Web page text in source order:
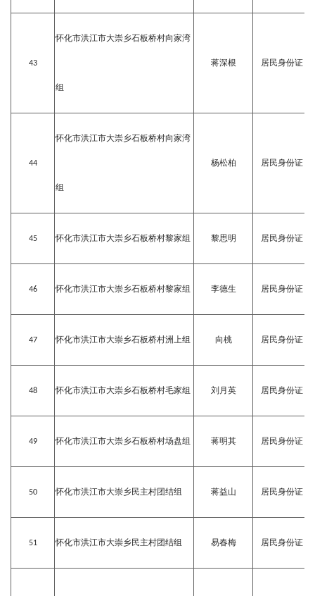
43
怀化市洪江市大崇乡石板桥村向家湾
组
蒋深根 居民身份证
44
怀化市洪江市大崇乡石板桥村向家湾
组
杨松柏 居民身份证
45 怀化市洪江市大崇乡石板桥村黎家组 黎思明 居民身份证
46 怀化市洪江市大崇乡石板桥村黎家组 李德生 居民身份证
47 怀化市洪江市大崇乡石板桥村洲上组 向桃 居民身份证
48 怀化市洪江市大崇乡石板桥村毛家组 刘月英 居民身份证
49 怀化市洪江市大崇乡石板桥村场盘组 蒋明其 居民身份证
50 怀化市洪江市大崇乡民主村团结组 蒋益山 居民身份证
51 怀化市洪江市大崇乡民主村团结组 易春梅 居民身份证